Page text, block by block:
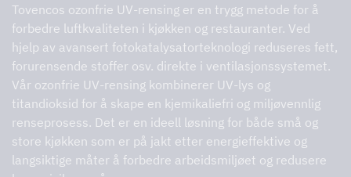
Tovencos ozonfrie UV-rensing er en trygg metode for å
forbedre luftkvaliteten i kjøkken og restauranter. Ved
hjelp av avansert fotokatalysatorteknologi reduseres fett,
forurensende stoffer osv. direkte i ventilasjonssystemet.
Vår ozonfrie UV-rensing kombinerer UV-lys og
titandioksid for å skape en kjemikaliefri og miljøvennlig
renseprosess. Det er en ideell løsning for både små og
store kjøkken som er på jakt etter energieffektive og
langsiktige måter å forbedre arbeidsmiljøet og redusere